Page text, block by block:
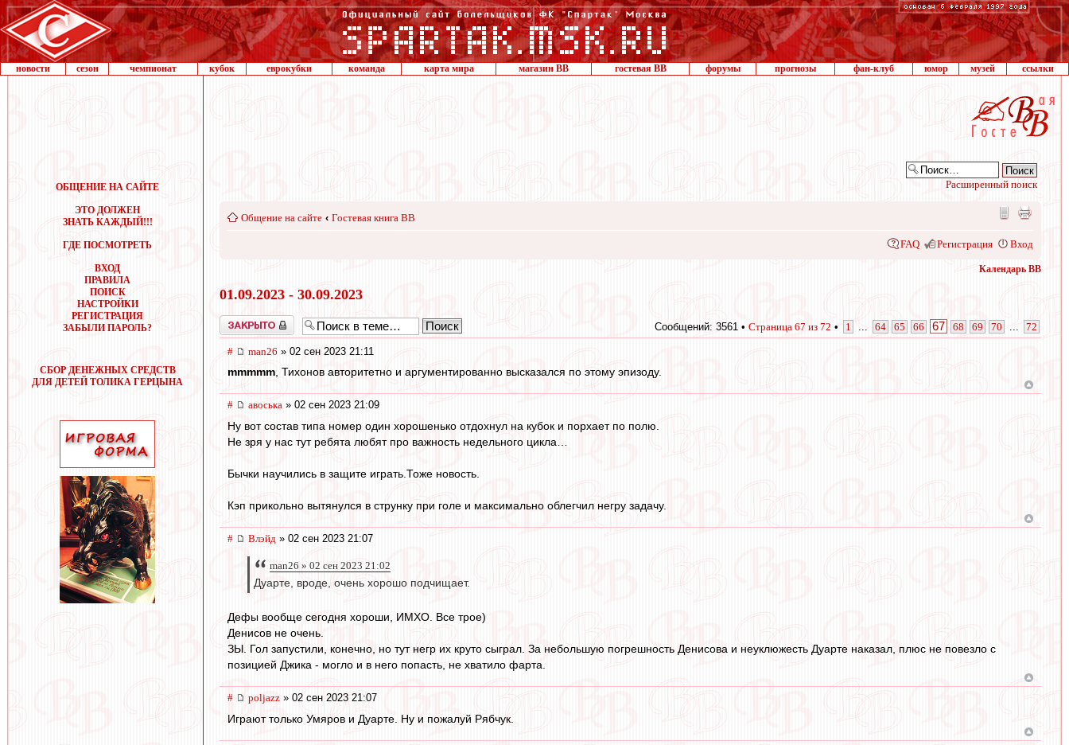
новости сезон чемпионат кубок еврокубки команда карта мира магазин ВВ гостевая ВВ форумы прогнозы фан-клуб юмор музей ссылки
ОБЩЕНИЕ НА САЙТЕ
ЭТО ДОЛЖЕН
ЗНАТЬ КАЖДЫЙ!!!
ГДЕ ПОСМОТРЕТЬ
ВХОД
ПРАВИЛА
ПОИСК
НАСТРОЙКИ
РЕГИСТРАЦИЯ
ЗАБЫЛИ ПАРОЛЬ?
СБОР ДЕНЕЖНЫХ СРЕДСТВ
ДЛЯ ДЕТЕЙ ТОЛИКА ГЕРЦЫНА
Расширенный поиск
Общение на сайте ‹ Гостевая книга ВВ
FAQ Регистрация Вход
Календарь ВВ
01.09.2023 - 30.09.2023
Закрыто Сообщений: 3561 • Страница 67 из 72 • 1 64 65 66 67 68 69 70 72
# man26 » 02 сен 2023 21:11
mmmmm, Тихонов авторитетно и аргументированно высказался по этому эпизоду.
# авоська » 02 сен 2023 21:09
Ну вот состав типа номер один хорошенько отдохнул на кубок и порхает по полю.
Не зря у нас тут ребята любят про важность недельного цикла…
Бычки научились в защите играть.Тоже новость.
Кэп прикольно вытянулся в струнку при голе и максимально облегчил негру задачу.
# Влэйд » 02 сен 2023 21:07
man26 » 02 сен 2023 21:02
Дуарте, вроде, очень хорошо подчищает.
Дефы вообще сегодня хороши, ИМХО. Все трое)
Денисов не очень.
ЗЫ. Гол запустили, конечно, но тут негр их круто сыграл. За небольшую погрешность Денисова и неуклюжесть Дуарте наказал, плюс не повезло с
позицией Джика - могло и в него попасть, не хватило фарта.
# poljazz » 02 сен 2023 21:07
Играют только Умяров и Дуарте. Ну и пожалуй Рябчук.